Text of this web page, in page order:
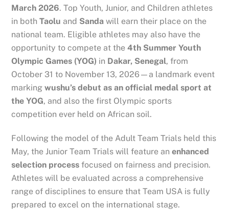
March 2026. Top Youth, Junior, and Children athletes
in bothTaolu and Sanda will earn their place on the
national team. Eligible athletes may also have the
opportunity to compete at the4th Summer Youth
Olympic Games (YOG) in Dakar, Senegal, from
October 31 to November 13, 2026—a landmark event
markingwushu’s debut as an official medal sport at
the YOG, and also the first Olympic sports
competition ever held on African soil.
Following the model of the Adult Team Trials held this
May, the Junior Team Trials will feature anenhanced
selection process focused on fairness and precision.
Athletes will be evaluated across a comprehensive
range of disciplines to ensure that Team USA is fully
prepared to excel on the international stage.